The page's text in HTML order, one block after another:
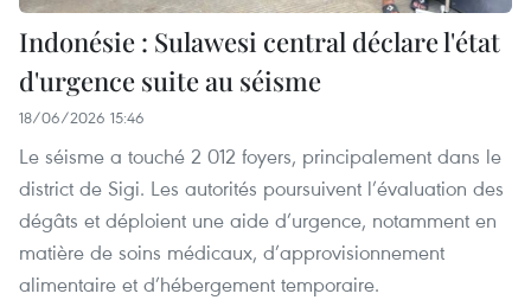
Indonésie : Sulawesi central déclare l'état
d'urgence suite au séisme
18/06/2026 15:46
Le séisme a touché 2 012 foyers, principalement dans le
district de Sigi. Les autorités poursuivent l’évaluation des
dégâts et déploient une aide d’urgence, notamment en
matière de soins médicaux, d’approvisionnement
alimentaire et d’hébergement temporaire.